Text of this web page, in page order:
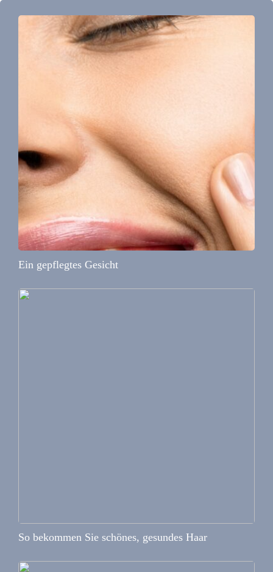
Ein gepflegtes Gesicht
So bekommen Sie schönes, gesundes Haar